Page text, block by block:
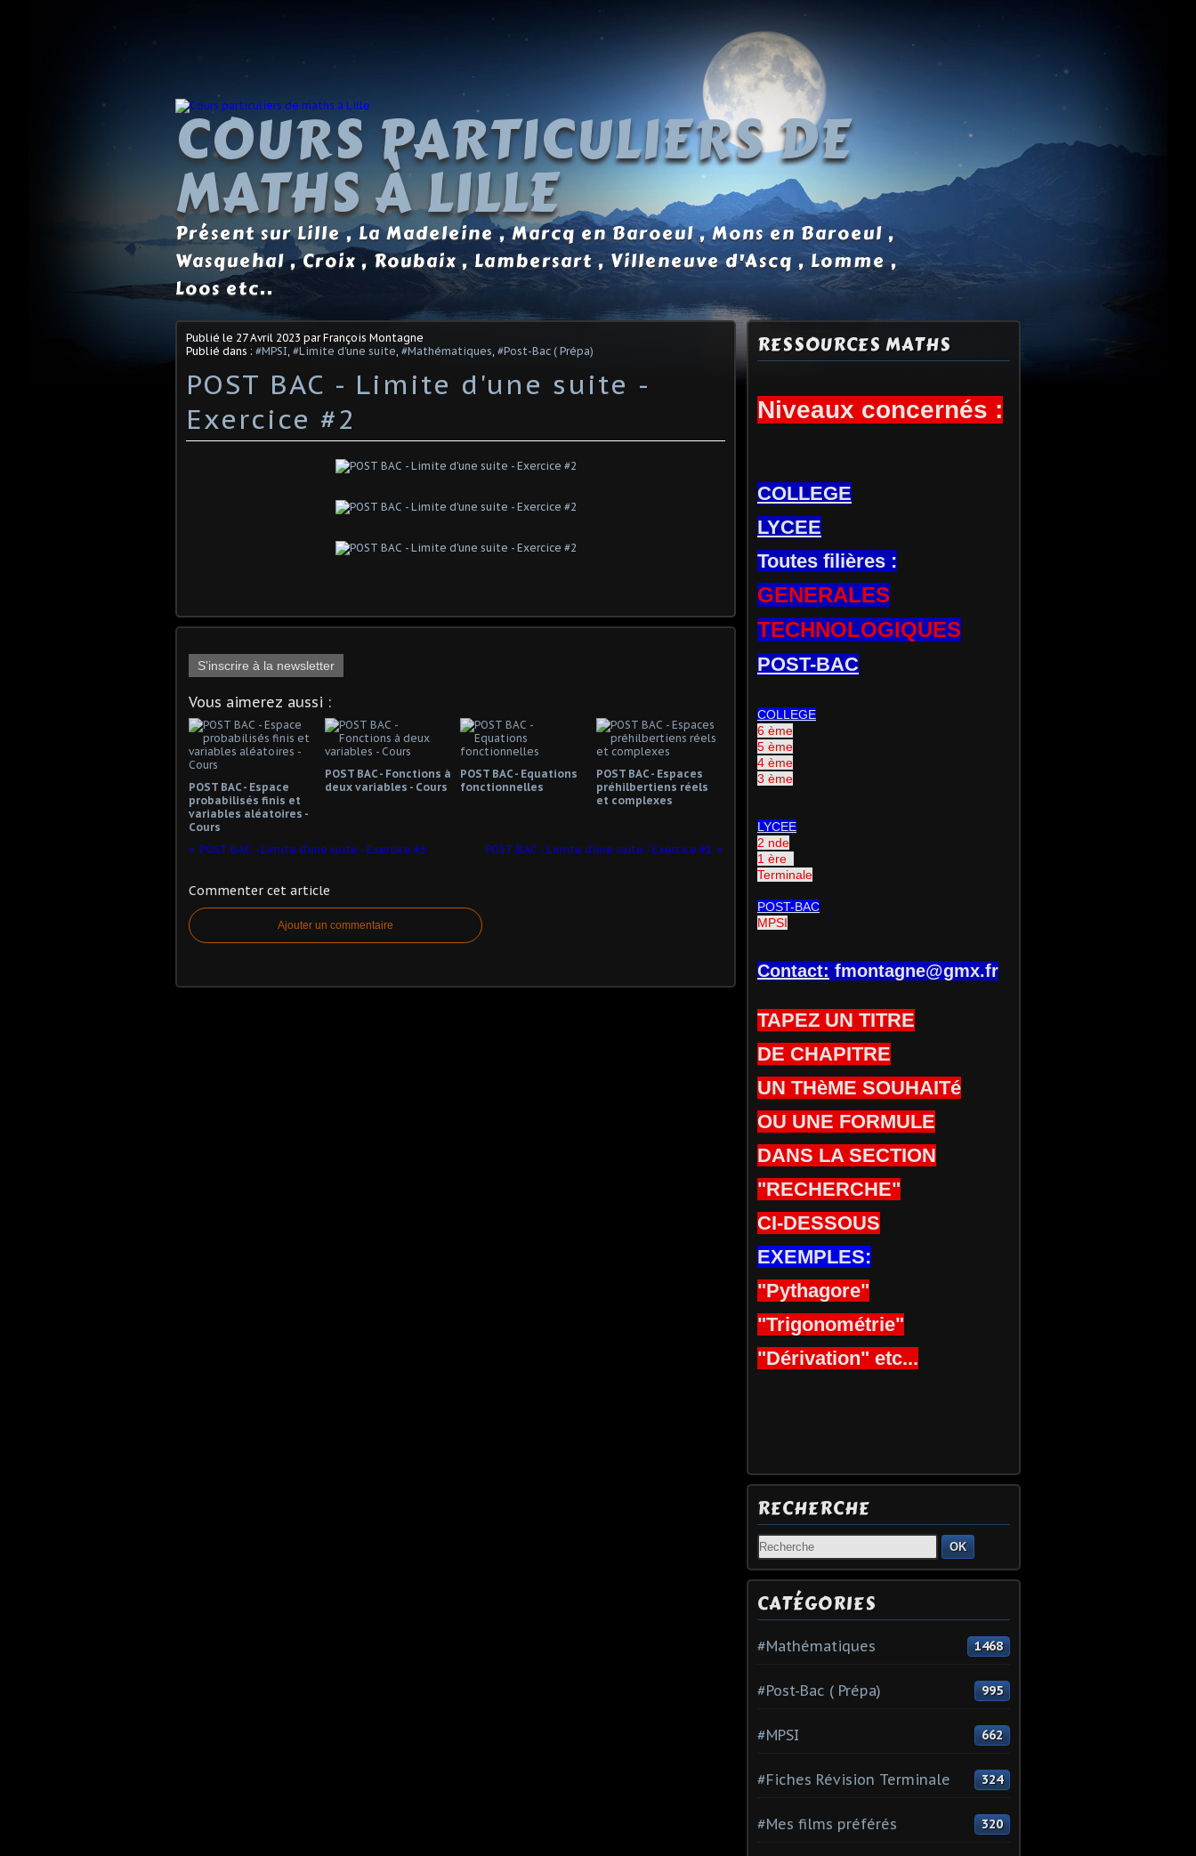
COURS PARTICULIERS DE
MATHS À LILLE
Présent sur Lille , La Madeleine , Marcq en Baroeul , Mons en Baroeul ,
Wasquehal , Croix , Roubaix , Lambersart , Villeneuve d'Ascq , Lomme ,
Loos etc..
Publié le 27 Avril 2023 par François Montagne
Publié dans : #MPSI #Limite d'une suite #Mathématiques #Post-Bac ( Prépa)
POST BAC - Limite d'une suite -
Exercice #2
S'inscrire à la newsletter
Vous aimerez aussi :
POST BAC - Espace
probabilisés finis et
variables aléatoires -
Cours
POST BAC - Fonctions à
deux variables - Cours
POST BAC - Equations
fonctionnelles
POST BAC - Espaces
préhilbertiens réels
et complexes
POST BAC - Limite d'une suite - Exercice #3 POST BAC - Limite d'une suite - Exercice #1
Commenter cet article
Ajouter un commentaire
RESSOURCES MATHS
Niveaux concernés :
COLLEGE
LYCEE
Toutes filières :
GENERALES
TECHNOLOGIQUES
POST-BAC
COLLEGE
6 ème
5 ème
4 ème
3 ème
LYCEE
2 nde
1 ère
Terminale
POST-BAC
MPSI
Contact: fmontagne@gmx.fr
TAPEZ UN TITRE
DE CHAPITRE
UN THèME SOUHAITé
OU UNE FORMULE
DANS LA SECTION
"RECHERCHE"
CI-DESSOUS
EXEMPLES:
"Pythagore"
"Trigonométrie"
"Dérivation" etc...
RECHERCHE
OK
CATÉGORIES
#Mathématiques 1468
#Post-Bac ( Prépa) 995
#MPSI 662
#Fiches Révision Terminale 324
#Mes films préférés 320